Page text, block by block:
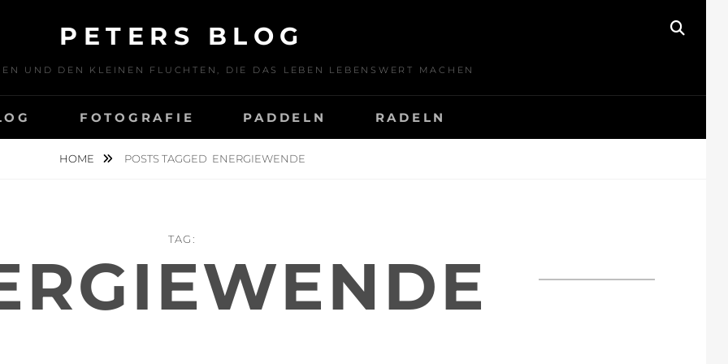
PETERS BLOG
UND DEN KLEINEN FLUCHTEN, DIE DAS LEBEN LEBENSWERT MACHEN
FOTOGRAFIE PADDELN RADELN
HOME POSTS TAGGED ENERGIEWENDE
TAG: